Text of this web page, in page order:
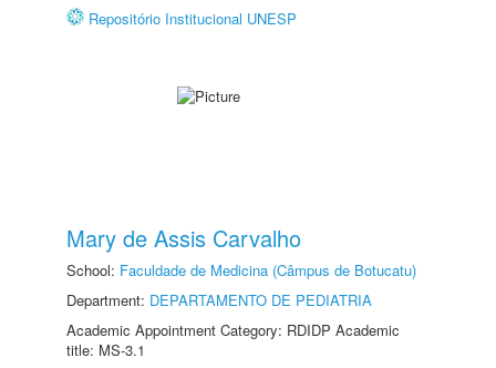
Repositório Institucional UNESP
Mary de Assis Carvalho
School: Faculdade de Medicina (Câmpus de Botucatu)
Department: DEPARTAMENTO DE PEDIATRIA
Academic Appointment Category: RDIDP Academic
title: MS-3.1